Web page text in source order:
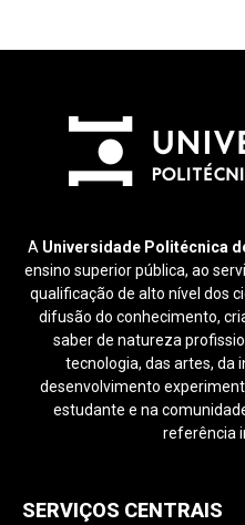
A Universidade Politécnica
ensino superior pública, ao
qualificação de alto nível dos
difusão do conhecimento,
saber de natureza
tecnologia, das artes, da
desenvolvimento
estudante e na
referência
SERVIÇOS CENTRAIS